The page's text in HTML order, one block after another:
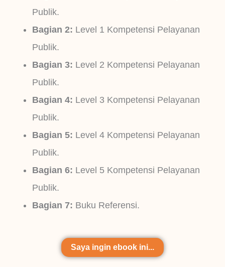
Publik.
Bagian 2: Level 1 Kompetensi Pelayanan
Publik.
Bagian 3: Level 2 Kompetensi Pelayanan
Publik.
Bagian 4: Level 3 Kompetensi Pelayanan
Publik.
Bagian 5: Level 4 Kompetensi Pelayanan
Publik.
Bagian 6: Level 5 Kompetensi Pelayanan
Publik.
Bagian 7: Buku Referensi.
Saya ingin ebook ini...